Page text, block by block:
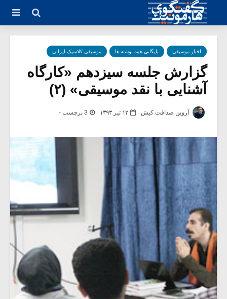
اخبار موسیقی بایگانی همه نوشته ها موسیقی کلاسیک ایرانی
گزارش جلسه سیزدهم «کارگاه
آشنایی با نقد موسیقی» (۲)
آروین صداقت کیش ۱۲ تیر ۱۳۹۳ 3 برچسب -